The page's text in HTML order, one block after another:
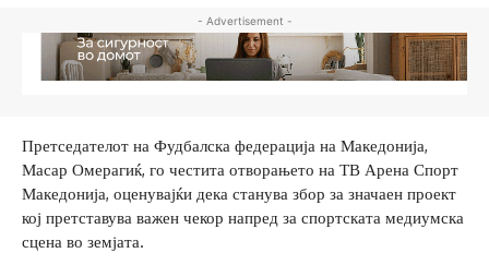
- Advertisement -
Претседателот на Фудбалска федерација на Македонија,
Масар Омерагиќ, го честита отворањето на ТВ Арена Спорт
Македонија, оценувајќи дека станува збор за значаен проект
кој претставува важен чекор напред за спортската медиумска
сцена во земјата.